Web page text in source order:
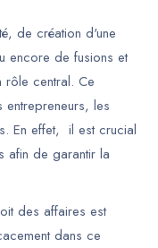
de création d'une
encore de fusions et
central. Ce
les
En effet, il est crucial
afin de garantir la
des affaires est
dans ce